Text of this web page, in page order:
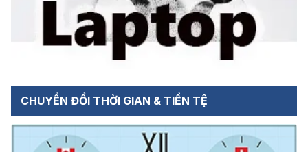
CHUYỂN ĐỔI THỜI GIAN & TIỀN TỆ